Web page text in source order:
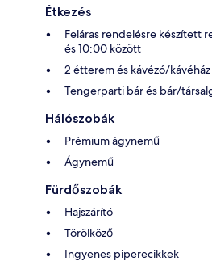
Étkezés
Feláras rendelésre készített
és 10:00 között
2 étterem és kávézó/kávéház
Tengerparti bár és bár/
Hálószobák
Prémium ágynemű
Ágynemű
Fürdőszobák
Hajszárító
Törölköző
Ingyenes piperecikkek